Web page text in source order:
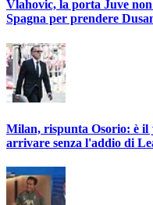
Vlahovic, la porta Juve
Spagna per prendere
Milan, rispunta Osorio: è
arrivare senza l'addio di